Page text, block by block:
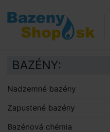
Prejsť na obsah
Prejsť k bočnému stĺpci
Klávesové skratky
BAZÉNY:
Nadzemné bazény
Zapustené bazény
Bazénová chémia